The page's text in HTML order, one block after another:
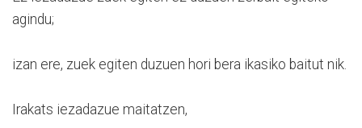
agindu;
izan ere, zuek egiten duzuen hori bera ikasiko baitut nik.
Irakats iezadazue maitatzen,